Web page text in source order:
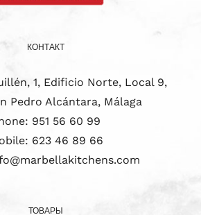
КОНТАКТ
1, Edificio Norte, Local 9,
Pedro Alcántara, Málaga
951 56 60 99
623 46 89 66
ТОВАРЫ